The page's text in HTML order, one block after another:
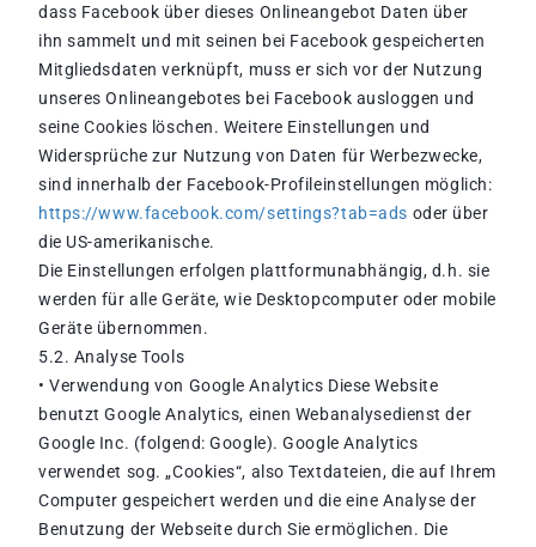
dass Facebook über dieses Onlineangebot Daten über
ihn sammelt und mit seinen bei Facebook gespeicherten
Mitgliedsdaten verknüpft, muss er sich vor der Nutzung
unseres Onlineangebotes bei Facebook ausloggen und
seine Cookies löschen. Weitere Einstellungen und
Widersprüche zur Nutzung von Daten für Werbezwecke,
sind innerhalb der Facebook-Profileinstellungen möglich:
https://www.facebook.com/settings?tab=ads oder über
die US-amerikanische.
Die Einstellungen erfolgen plattformunabhängig, d.h. sie
werden für alle Geräte, wie Desktopcomputer oder mobile
Geräte übernommen.
5.2. Analyse Tools
• Verwendung von Google Analytics Diese Website
benutzt Google Analytics, einen Webanalysedienst der
Google Inc. (folgend: Google). Google Analytics
verwendet sog. „Cookies“, also Textdateien, die auf Ihrem
Computer gespeichert werden und die eine Analyse der
Benutzung der Webseite durch Sie ermöglichen. Die